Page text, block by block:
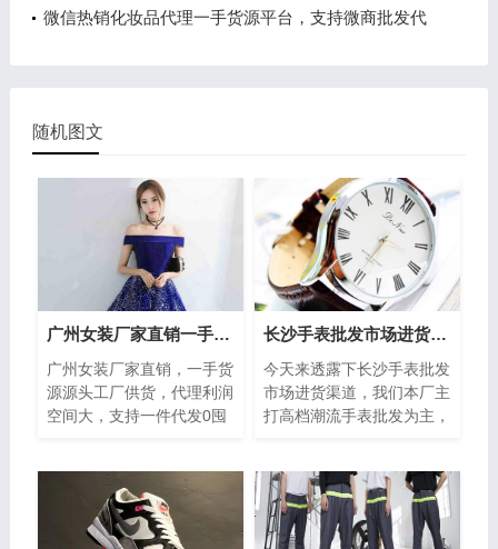
微信热销化妆品代理一手货源平台，支持微商批发代
随机图文
广州女装厂家直销一手货源源头工厂-代理利润空间大
广州女装厂家直销，一手货
源源头工厂供货，代理利润
空间大，支持一件代发0囤
忧，如果你想要...
长沙手表批发市场进货渠道，专注名品手表一件代发
今天来透露下长沙手表批发
市场进货渠道，我们本厂主
打高档潮流手表批发为主，
代买，全网...